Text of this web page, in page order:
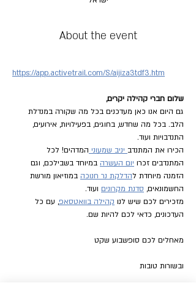
About the event
https://app.activetrail.com/S/aijiza3tdf3.htm
שלום חברי קהילה יקרים,
גם היום אנו כאן מעדכנים בכל מה שקורה במנדלת
הלב. בכל מה שחדש, בחוגים, בפעילויות, אירועים,
התנדבויות ועוד.
הכירו את המתנדב יניב שמעוני המדהים! לכל
המתנדבים זכרו יום העשרה במיוחד בשבילכם, וגם
הזמנה מיוחדת להדלקת נר חנוכה במוזיאון מורשת
החשמונאים, סדנת מקרונים ועוד.
מזכירים לכם שיש לנו קהילה בוואטסאפ, עם כל
העדכונים, כדאי לכם להיות שם.
מאחלים לכם סופשבוע שקט
ובשורות טובות